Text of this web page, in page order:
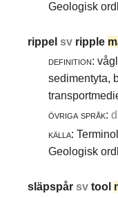
Geologisk
rippelsv ripple
definition:
sedimentyta,
övriga språk:
källa:
Geologisk
släpspårsvtool